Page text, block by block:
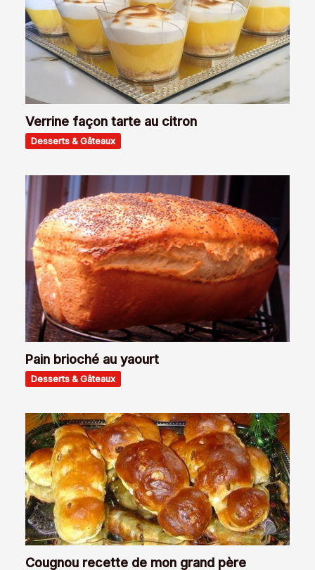
Verrine façon tarte au citron
Desserts & Gâteaux
Pain brioché au yaourt
Desserts & Gâteaux
Cougnou recette de mon grand père